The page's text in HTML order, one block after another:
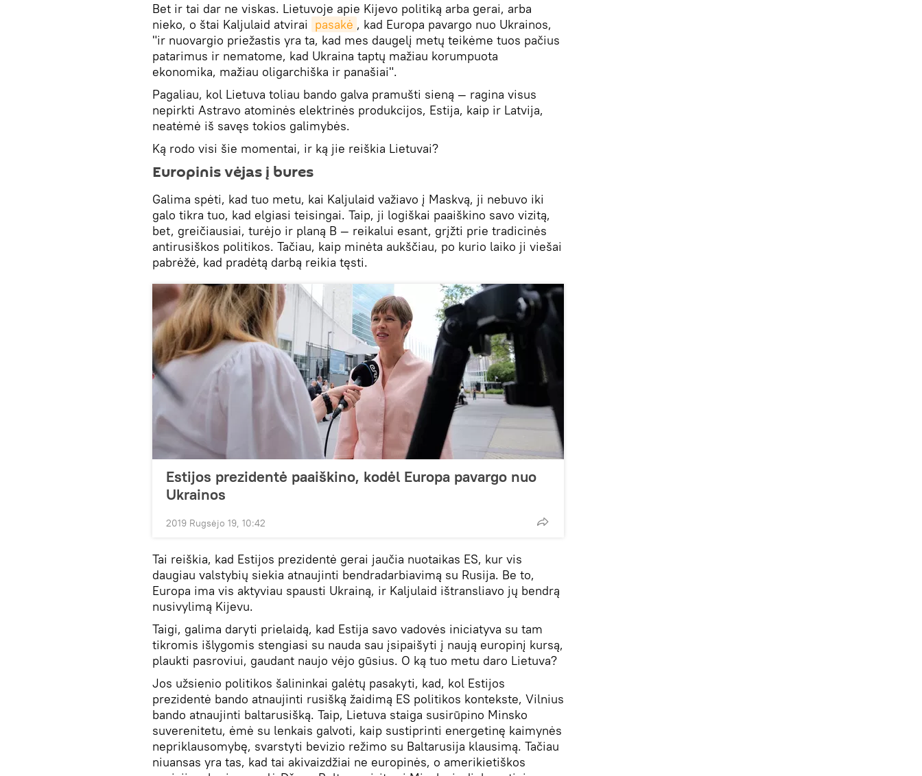
Bet ir tai dar ne viskas. Lietuvoje apie Kijevo politiką arba gerai, arba
nieko, o štai Kaljulaid atvirai pasakė , kad Europa pavargo nuo Ukrainos,
"ir nuovargio priežastis yra ta, kad mes daugelį metų teikėme tuos pačius
patarimus ir nematome, kad Ukraina taptų mažiau korumpuota
ekonomika, mažiau oligarchiška ir panašiai".
Pagaliau, kol Lietuva toliau bando galva pramušti sieną — ragina visus
nepirkti Astravo atominės elektrinės produkcijos, Estija, kaip ir Latvija,
neatėmė iš savęs tokios galimybės.
Ką rodo visi šie momentai, ir ką jie reiškia Lietuvai?
Europinis vėjas į bures
Galima spėti, kad tuo metu, kai Kaljulaid važiavo į Maskvą, ji nebuvo iki
galo tikra tuo, kad elgiasi teisingai. Taip, ji logiškai paaiškino savo vizitą,
bet, greičiausiai, turėjo ir planą B — reikalui esant, grįžti prie tradicinės
antirusiškos politikos. Tačiau, kaip minėta aukščiau, po kurio laiko ji viešai
pabrėžė, kad pradėtą darbą reikia tęsti.
Estijos prezidentė paaiškino, kodėl Europa pavargo nuo
Ukrainos
2019 Rugsėjo 19, 10:42
Tai reiškia, kad Estijos prezidentė gerai jaučia nuotaikas ES, kur vis
daugiau valstybių siekia atnaujinti bendradarbiavimą su Rusija. Be to,
Europa ima vis aktyviau spausti Ukrainą, ir Kaljulaid ištransliavo jų bendrą
nusivylimą Kijevu.
Taigi, galima daryti prielaidą, kad Estija savo vadovės iniciatyva su tam
tikromis išlygomis stengiasi su nauda sau įsipaišyti į naują europinį kursą,
plaukti pasroviui, gaudant naujo vėjo gūsius. O ką tuo metu daro Lietuva?
Jos užsienio politikos šalininkai galėtų pasakyti, kad, kol Estijos
prezidentė bando atnaujinti rusišką žaidimą ES politikos kontekste, Vilnius
bando atnaujinti baltarusišką. Taip, Lietuva staiga susirūpino Minsko
suverenitetu, ėmė su lenkais galvoti, kaip sustiprinti energetinę kaimynės
nepriklausomybę, svarstyti bevizio režimo su Baltarusija klausimą. Tačiau
niuansas yra tas, kad tai akivaizdžiai ne europinės, o amerikietiškos